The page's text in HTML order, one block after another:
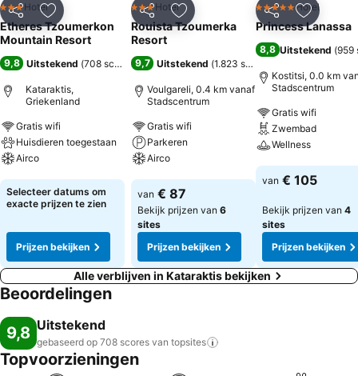
Delen Toevoegen aan favorieten
3 Sterren
Hotel
Etheres Tzoumerkon
Mountain Resort
9,8 Uitstekend (708 scores )
Kataraktis,
Griekenland
Gratis wifi
Huisdieren toegestaan
Airco
Prijzen bekijken
Selecteer datums om
exacte prijzen te zien
Prijzen bekijken
Delen Toevoegen aan favorieten
3 Sterren
Hotel
Rouista Tzoumerka
Resort
9,7 Uitstekend (1.823 scores
Voulgareli, 0.4 km vanaf
Stadscentrum
Gratis wifi
Parkeren
Airco
Prijzen bekijken
van € 87
Bekijk prijzen van 6
sites
Prijzen bekijken
Delen
5 Sterren Hotel
Princess Lanassa
8,8 Uitstekend (959
Kostitsi, 0.0 km
Stadscentrum
Gratis wifi
Zwembad
Wellness
Prijzen bekijken
van € 105
Bekijk prijzen van 4
sites
Prijzen bekijken
Alle verblijven in Kataraktis bekijken
Beoordelingen
9,8 Uitstekend
gebaseerd op 708 scores van topsites
Topvoorzieningen